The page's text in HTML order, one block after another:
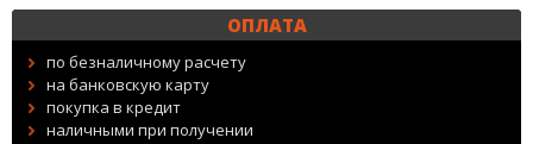
ОПЛАТА
по безналичному расчету
на банковскую карту
покупка в кредит
наличными при получении